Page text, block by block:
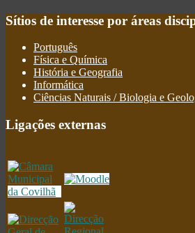
Sítios de interesse por áreas
Português
Física e Química
História e Geografia
Informática
Ciências Naturais / Biologia e
Ligações externas